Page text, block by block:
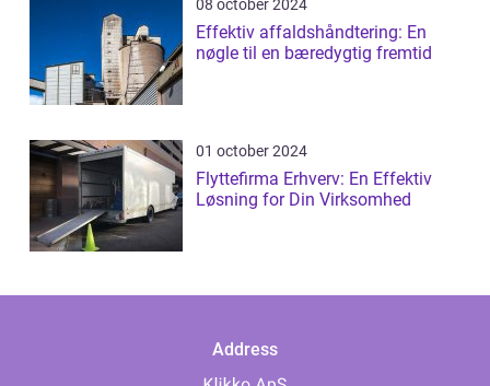
08 october 2024
Effektiv affaldshåndtering: En
nøgle til en bæredygtig fremtid
01 october 2024
Flyttefirma Erhverv: En Effektiv
Løsning for Din Virksomhed
Address